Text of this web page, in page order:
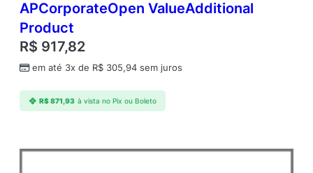
APCorporateOpen ValueAdditional
Product
R$ 917,82
em até 3x de R$ 305,94 sem juros
R$871,93 à vista no Pix ou Boleto